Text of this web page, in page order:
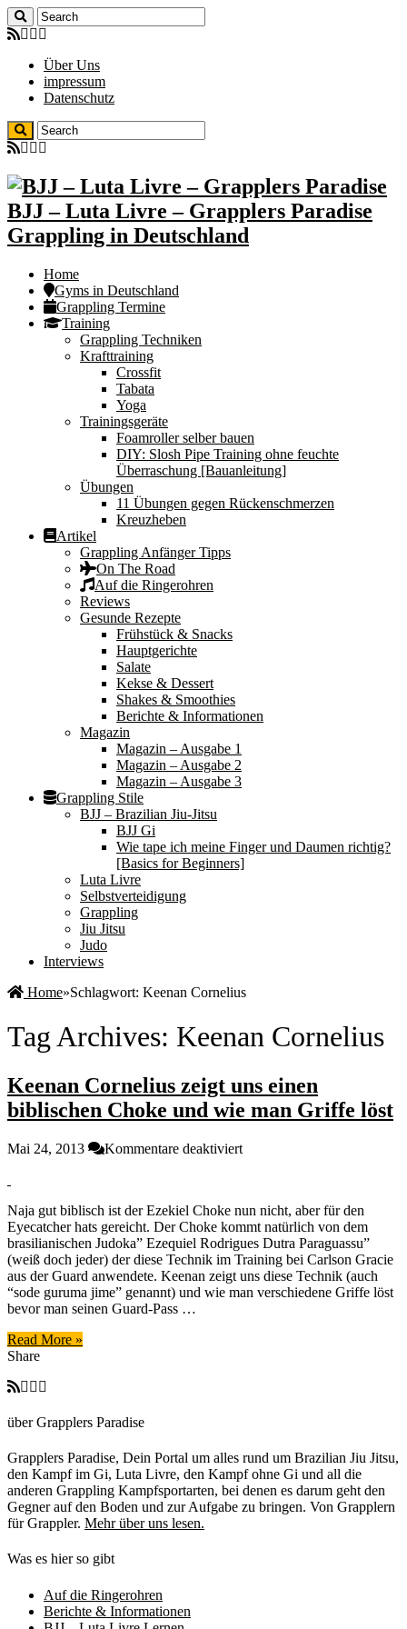
Über Uns
impressum
Datenschutz
BJJ – Luta Livre – Grapplers Paradise
Grappling in Deutschland
Home
Gyms in Deutschland
Grappling Termine
Training
Grappling Techniken
Krafttraining
Crossfit
Tabata
Yoga
Trainingsgeräte
Foamroller selber bauen
DIY: Slosh Pipe Training ohne feuchte
Überraschung [Bauanleitung]
Übungen
11 Übungen gegen Rückenschmerzen
Kreuzheben
Artikel
Grappling Anfänger Tipps
On The Road
Auf die Ringerohren
Reviews
Gesunde Rezepte
Frühstück & Snacks
Hauptgerichte
Salate
Kekse & Dessert
Shakes & Smoothies
Berichte & Informationen
Magazin
Magazin – Ausgabe 1
Magazin – Ausgabe 2
Magazin – Ausgabe 3
Grappling Stile
BJJ – Brazilian Jiu-Jitsu
BJJ Gi
Wie tape ich meine Finger und Daumen richtig?
[Basics for Beginners]
Luta Livre
Selbstverteidigung
Grappling
Jiu Jitsu
Judo
Interviews
Home»Schlagwort: Keenan Cornelius
Tag Archives: Keenan Cornelius
Keenan Cornelius zeigt uns einen
biblischen Choke und wie man Griffe löst
Mai 24, 2013 Kommentare deaktiviertfür
uns
einen
biblischen
Choke
und
wie
Naja gut biblisch ist der Ezekiel Choke nun nicht, aber für den
Eyecatcher hats gereicht. Der Choke kommt natürlich von dem
brasilianischen Judoka” Ezequiel Rodrigues Dutra Paraguassu”
(weiß doch jeder) der diese Technik im Training bei Carlson Gracie
aus der Guard anwendete. Keenan zeigt uns diese Technik (auch
“sode guruma jime” genannt) und wie man verschiedene Griffe löst
bevor man seinen Guard-Pass …
Read More »
Share
über Grapplers Paradise
Grapplers Paradise, Dein Portal um alles rund um Brazilian Jiu Jitsu,
den Kampf im Gi, Luta Livre, den Kampf ohne Gi und all die
anderen Grappling Kampfsportarten, bei denen es darum geht den
Gegner auf den Boden und zur Aufgabe zu bringen. Von Grapplern
für Grappler. Mehr über uns lesen.
Was es hier so gibt
Auf die Ringerohren
Berichte & Informationen